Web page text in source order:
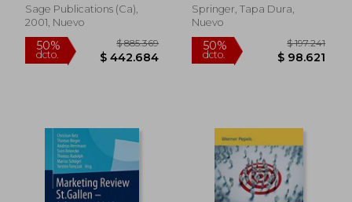
Sage Publications (ca),
2001, Nuevo
(en Inglés)
Springer, Tapa Dura,
Nuevo